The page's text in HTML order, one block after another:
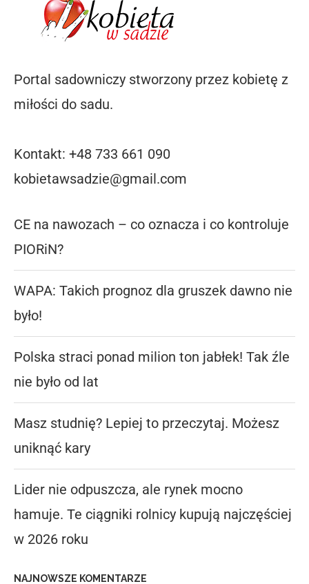
Portal sadowniczy stworzony przez kobietę z
miłości do sadu.
Kontakt: +48 733 661 090
kobietawsadzie@gmail.com
CE na nawozach – co oznacza i co kontroluje
PIORiN?
WAPA: Takich prognoz dla gruszek dawno nie
było!
Polska straci ponad milion ton jabłek! Tak źle
nie było od lat
Masz studnię? Lepiej to przeczytaj. Możesz
uniknąć kary
Lider nie odpuszcza, ale rynek mocno
hamuje. Te ciągniki rolnicy kupują najczęściej
w 2026 roku
NAJNOWSZE KOMENTARZE